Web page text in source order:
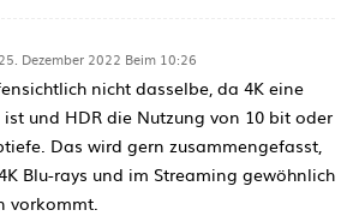
25. Dezember 2022 Beim 10:26
nicht dasselbe, da 4K eine
und HDR die Nutzung von 10 bit oder
Das wird gern zusammengefasst,
Blu-rays und im Streaming gewöhnlich
vorkommt.